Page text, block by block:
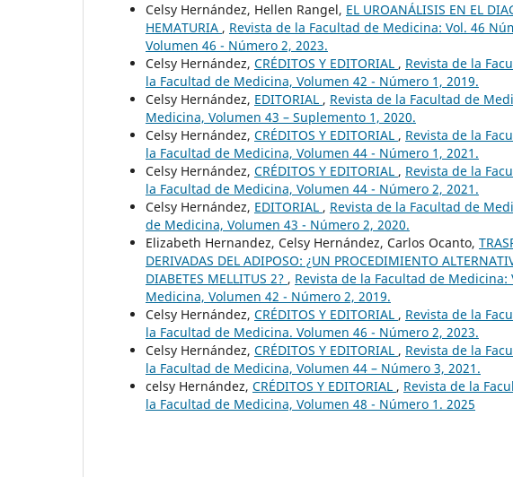
Celsy Hernández, Hellen Rangel, EL UROANÁLISIS EN EL
HEMATURIA , Revista de la Facultad de Medicina: Vol. 46
Volumen 46 - Número 2, 2023.
Celsy Hernández, CRÉDITOS Y EDITORIAL , Revista de la
la Facultad de Medicina, Volumen 42 - Número 1, 2019.
Celsy Hernández, EDITORIAL , Revista de la Facultad de
Medicina, Volumen 43 – Suplemento 1, 2020.
Celsy Hernández, CRÉDITOS Y EDITORIAL , Revista de la
la Facultad de Medicina, Volumen 44 - Número 1, 2021.
Celsy Hernández, CRÉDITOS Y EDITORIAL , Revista de la
la Facultad de Medicina, Volumen 44 - Número 2, 2021.
Celsy Hernández, EDITORIAL , Revista de la Facultad de
de Medicina, Volumen 43 - Número 2, 2020.
Elizabeth Hernandez, Celsy Hernández, Carlos Ocanto,
DERIVADAS DEL ADIPOSO: ¿UN PROCEDIMIENTO
DIABETES MELLITUS 2? , Revista de la Facultad de
Medicina, Volumen 42 - Número 2, 2019.
Celsy Hernández, CRÉDITOS Y EDITORIAL , Revista de la
la Facultad de Medicina. Volumen 46 - Número 2, 2023.
Celsy Hernández, CRÉDITOS Y EDITORIAL , Revista de la
la Facultad de Medicina, Volumen 44 – Número 3, 2021.
celsy Hernández, CRÉDITOS Y EDITORIAL , Revista de la
la Facultad de Medicina, Volumen 48 - Número 1. 2025